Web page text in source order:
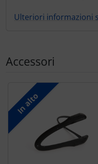
Ulteriori informazioni
Accessori
Segue uno slider dei
In alto